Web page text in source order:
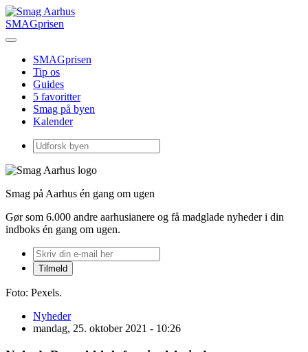
SMAGprisen
SMAGprisen
Tip os
Guides
5 favoritter
Smag på byen
Kalender
Smag på Aarhus én gang om ugen
Gør som 6.000 andre aarhusianere og få madglade nyheder i din
indboks én gang om ugen.
Foto: Pexels.
Nyheder
mandag, 25. oktober 2021 - 10:26